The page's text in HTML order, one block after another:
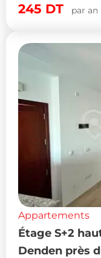
245 DT par an
Appartements
Étage S+2
Denden près